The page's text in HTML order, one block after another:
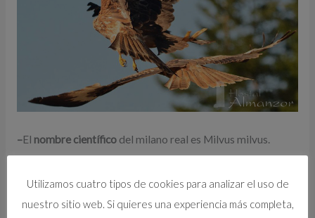
–El nombre científicodel milano real es Milvus milvus.
Utilizamos cuatro tipos de cookies para analizar el uso de
nuestro sitio web. Si quieres una experiencia más completa,